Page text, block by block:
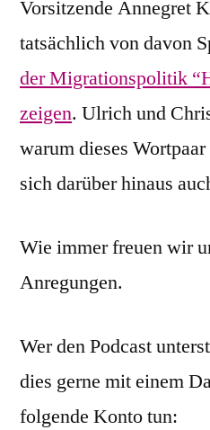
Vorsitzende Annegret
tatsächlich von davon
der Migrationspolitik
zeigen. Ulrich und
warum dieses
sich darüber hinaus
Wie immer freuen wir
Anregungen.
Wer den Podcast
dies gerne mit einem
folgende Konto tun: